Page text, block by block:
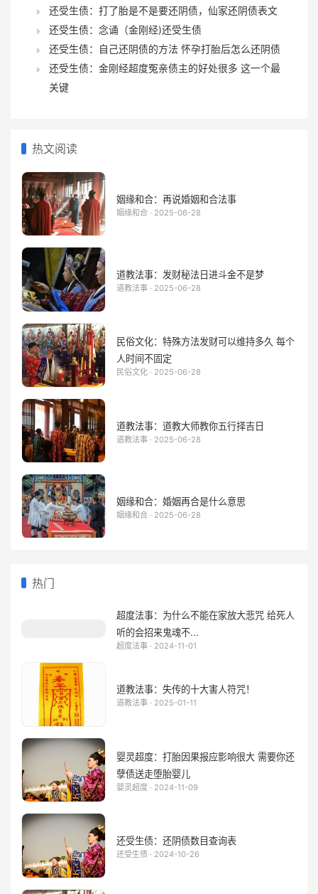
还受生债：打了胎是不是要还阴债，仙家还阴债表文
还受生债：念诵（金刚经)还受生债
还受生债：自己还阴债的方法 怀孕打胎后怎么还阴债
还受生债：金刚经超度冤亲债主的好处很多 这一个最
关键
热文阅读
姻缘和合：再说婚姻和合法事
姻缘和合 · 2025-06-28
道教法事：发财秘法日进斗金不是梦
道教法事 · 2025-06-28
民俗文化：特殊方法发财可以维持多久 每个
人时间不固定
民俗文化 · 2025-06-28
道教法事：道教大师教你五行择吉日
道教法事 · 2025-06-28
姻缘和合：婚姻再合是什么意思
姻缘和合 · 2025-06-28
热门
超度法事：为什么不能在家放大悲咒 给死人
听的会招来鬼魂不...
超度法事 · 2024-11-01
道教法事：失传的十大害人符咒！
道教法事 · 2025-01-11
婴灵超度：打胎因果报应影响很大 需要你还
孽债送走堕胎婴儿
婴灵超度 · 2024-11-09
还受生债：还阴债数目查询表
还受生债 · 2024-10-26